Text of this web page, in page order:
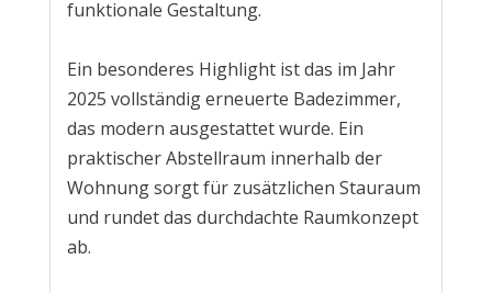
funktionale Gestaltung.
Ein besonderes Highlight ist das im Jahr
2025 vollständig erneuerte Badezimmer,
das modern ausgestattet wurde. Ein
praktischer Abstellraum innerhalb der
Wohnung sorgt für zusätzlichen Stauraum
und rundet das durchdachte Raumkonzept
ab.